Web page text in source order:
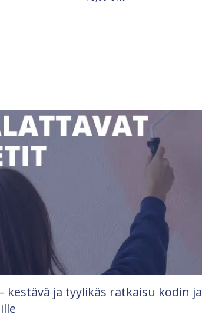
kestävä ja tyylikäs ratkaisu kodin ja